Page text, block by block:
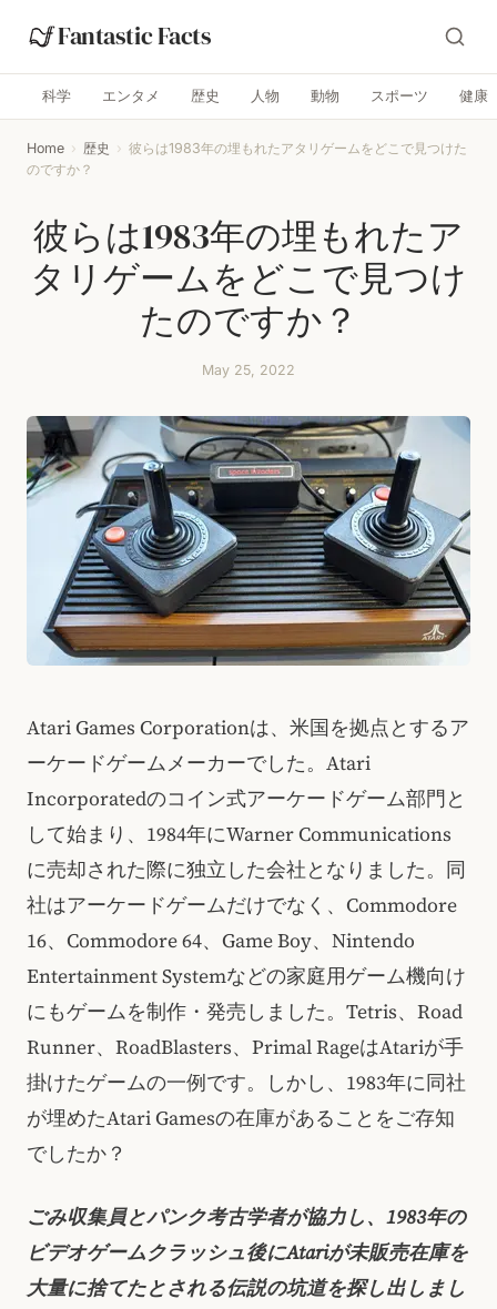
Fantastic Facts
科学 エンタメ 歴史 人物 動物 スポーツ 健康
Home › 歴史 › 彼らは1983年の埋もれたアタリゲームをどこで見つけた
のですか？
彼らは1983年の埋もれたア
タリゲームをどこで見つけ
たのですか？
May 25, 2022
Atari Games Corporationは、米国を拠点とするア
ーケードゲームメーカーでした。Atari
Incorporatedのコイン式アーケードゲーム部門と
して始まり、1984年にWarner Communications
に売却された際に独立した会社となりました。同
社はアーケードゲームだけでなく、Commodore
16、Commodore 64、Game Boy、Nintendo
Entertainment Systemなどの家庭用ゲーム機向け
にもゲームを制作・発売しました。Tetris、Road
Runner、RoadBlasters、Primal RageはAtariが手
掛けたゲームの一例です。しかし、1983年に同社
が埋めたAtari Gamesの在庫があることをご存知
でしたか？
ごみ収集員とパンク考古学者が協力し、1983年の
ビデオゲームクラッシュ後にAtariが未販売在庫を
大量に捨てたとされる伝説の坑道を探し出しまし